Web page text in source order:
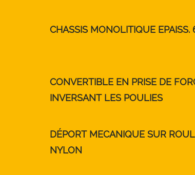
CHASSIS MONOLITIQUE EPAISS.
CONVERTIBLE EN PRISE DE
INVERSANT LES POULIES
DÉPORT MECANIQUE SUR
NYLON